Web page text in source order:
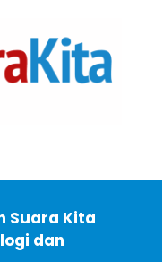
Suara Kita
dan